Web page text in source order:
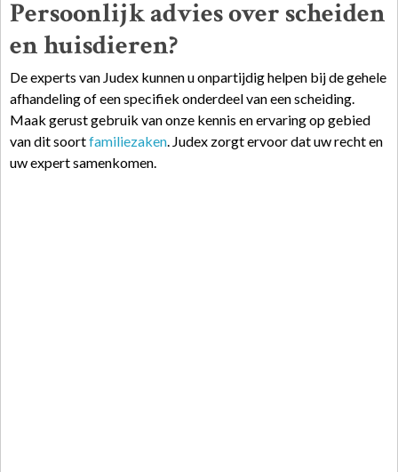
Persoonlijk advies over scheiden
en huisdieren?
De experts van Judex kunnen u onpartijdig helpen bij de gehele
afhandeling of een specifiek onderdeel van een scheiding.
Maak gerust gebruik van onze kennis en ervaring op gebied
van dit soortfamiliezaken . Judex zorgt ervoor dat uw recht en
uw expert samenkomen.